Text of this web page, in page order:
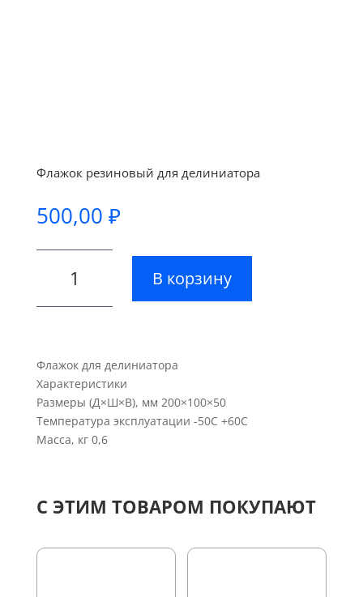
Флажок резиновый для делиниатора
500,00 ₽
товара
В корзину
Флажок для делиниатора
Характеристики
Размеры (Д×Ш×В), мм 200×100×50
Температура эксплуатации -50С +60С
Масса, кг 0,6
С ЭТИМ ТОВАРОМ ПОКУПАЮТ